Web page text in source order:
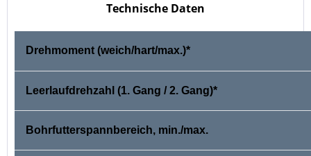
Technische Daten
Drehmoment (weich/hart/max.)*
Leerlaufdrehzahl (1. Gang / 2. Gang)*
Bohrfutterspannbereich, min./max.